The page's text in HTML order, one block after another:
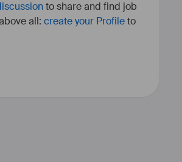
to share and find job
all: create your Profileto